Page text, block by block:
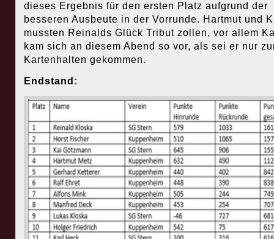
dieses Ergebnis für den ersten Platz aufgrund der
besseren Ausbeute in der Vorrunde. Hartmut und
mussten Reinalds Glück Tribut zollen, vor allem
kam sich an diesem Abend so vor, als sei er nur
Kartenhalten gekommen.
Endstand: